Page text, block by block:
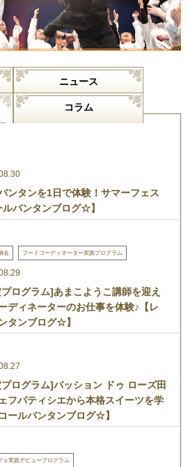
ニュース
コラム
ンタンを1日で体験！サマーフェス
ルバンタンブログ☆】
会 フードコーディネーター実践プログラム
ログラム]あまこようこ講師を迎え
ディネーターのお仕事を体験♪【レ
タンブログ☆】
ログラム]パッション ドゥ ローズ田
フパティシエから本格スイーツを学
ールバンタンブログ☆】
ェ実践デビュープログラム